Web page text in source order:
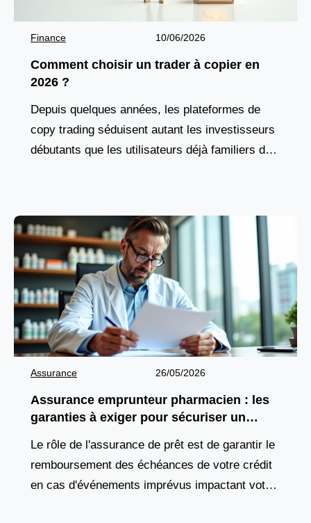
Finance 10/06/2026
Comment choisir un trader à copier en
2026 ?
Depuis quelques années, les plateformes de
copy trading séduisent autant les investisseurs
débutants que les utilisateurs déjà familiers des
Assurance 26/05/2026
Assurance emprunteur pharmacien : les
garanties à exiger pour sécuriser un
Le rôle de l'assurance de prêt est de garantir le
remboursement des échéances de votre crédit
en cas d'événements imprévus impactant votre